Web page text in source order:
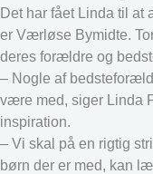
Det har fået Linda til at
er Værløse Bymidte.
deres forældre og
– Nogle af
være med, siger Linda
inspiration.
– Vi skal på en rigtig
børn der er med, kan